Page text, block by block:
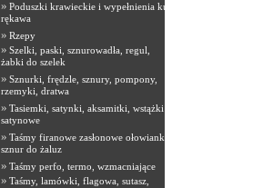
» Poduszki krawieckie i wypełnienia kuli
rękawa
» Rzepy
» Szelki, paski, sznurowadła, regul,
żabki do szelek
» Sznurki, frędzle, sznury, pompony,
rzemyki, dratwa
» Tasiemki, satynki, aksamitki, wstążki
satynowe
» Taśmy firanowe zasłonowe ołowianki,
sznur do żaluz
» Taśmy perfo, termo, wzmacniające
» Taśmy, lamówki, flagowa, sutasz,